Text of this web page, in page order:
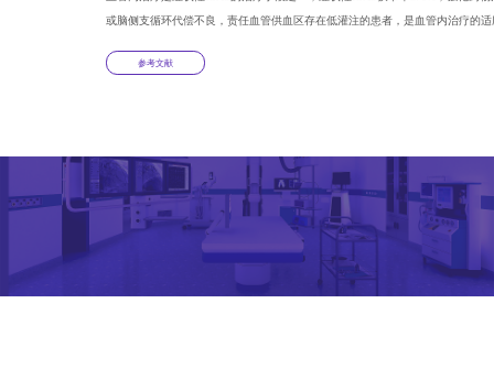
或脑侧支循环代偿不良，责任血管供血区存在低灌注的患者，是血管内治疗的适
参考文献